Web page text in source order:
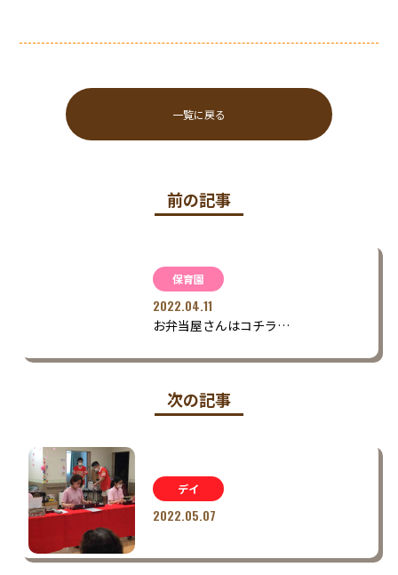
一覧に戻る
前の記事
保育園
2022.04.11
お弁当屋さんはコチラ…
次の記事
デイ
2022.05.07